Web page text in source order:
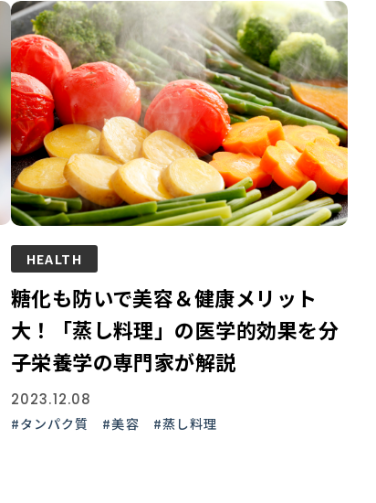
HEALTH
糖化も防いで美容＆健康メリット
大！「蒸し料理」の医学的効果を分
子栄養学の専門家が解説
2023.12.08
#タンパク質 #美容 #蒸し料理